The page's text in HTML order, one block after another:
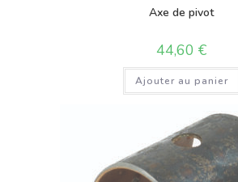
Axe de pivot
44,60 €
Ajouter au panier